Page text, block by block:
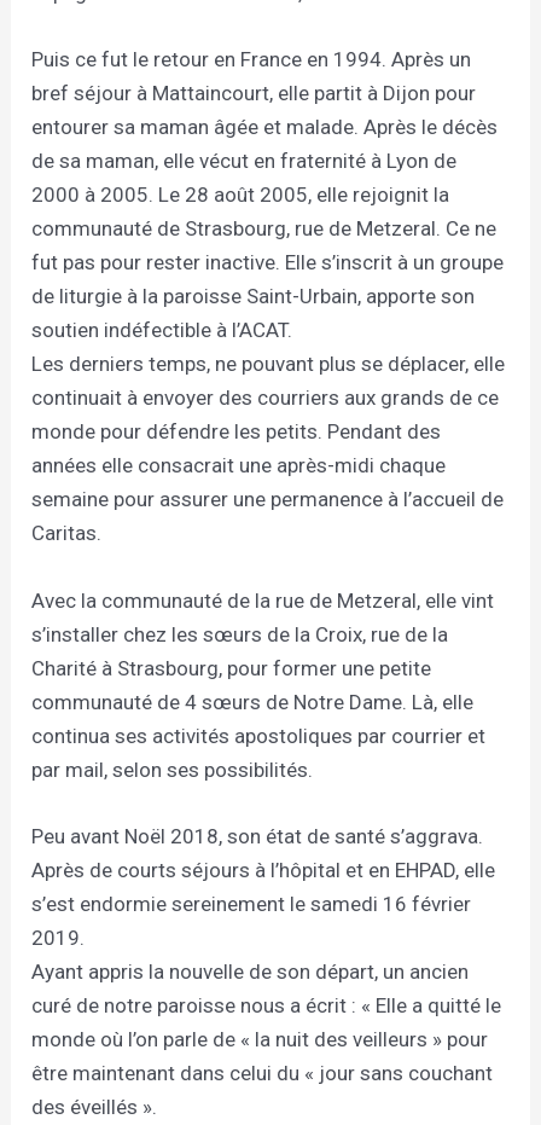
Puis ce fut le retour en France en 1994. Après un
bref séjour à Mattaincourt, elle partit à Dijon pour
entourer sa maman âgée et malade. Après le décès
de sa maman, elle vécut en fraternité à Lyon de
2000 à 2005. Le 28 août 2005, elle rejoignit la
communauté de Strasbourg, rue de Metzeral. Ce ne
fut pas pour rester inactive. Elle s’inscrit à un groupe
de liturgie à la paroisse Saint-Urbain, apporte son
soutien indéfectible à l’ACAT.
Les derniers temps, ne pouvant plus se déplacer, elle
continuait à envoyer des courriers aux grands de ce
monde pour défendre les petits. Pendant des
années elle consacrait une après-midi chaque
semaine pour assurer une permanence à l’accueil de
Caritas.
Avec la communauté de la rue de Metzeral, elle vint
s’installer chez les sœurs de la Croix, rue de la
Charité à Strasbourg, pour former une petite
communauté de 4 sœurs de Notre Dame. Là, elle
continua ses activités apostoliques par courrier et
par mail, selon ses possibilités.
Peu avant Noël 2018, son état de santé s’aggrava.
Après de courts séjours à l’hôpital et en EHPAD, elle
s’est endormie sereinement le samedi 16 février
2019.
Ayant appris la nouvelle de son départ, un ancien
curé de notre paroisse nous a écrit : « Elle a quitté le
monde où l’on parle de « la nuit des veilleurs » pour
être maintenant dans celui du « jour sans couchant
des éveillés ».